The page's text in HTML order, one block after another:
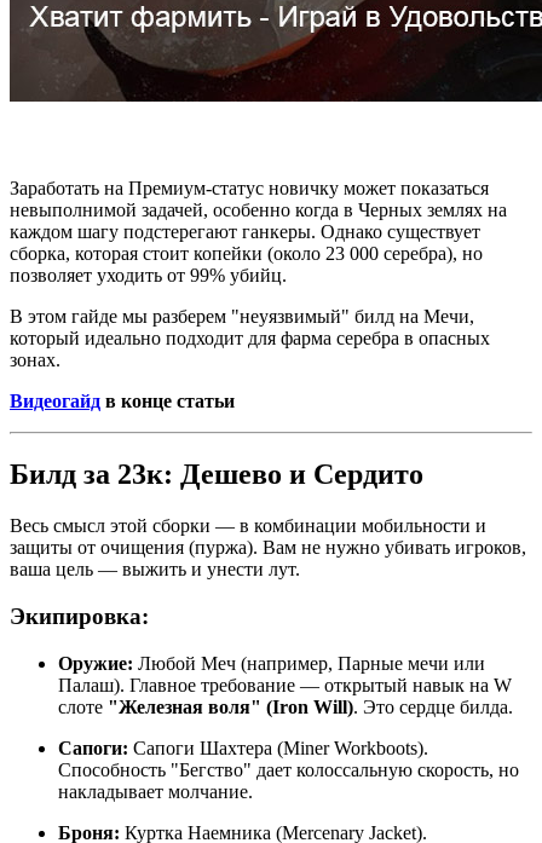
Заработать на Премиум-статус новичку может показаться
невыполнимой задачей, особенно когда в Черных землях на
каждом шагу подстерегают ганкеры. Однако существует
сборка, которая стоит копейки (около 23 000 серебра), но
позволяет уходить от 99% убийц.
В этом гайде мы разберем "неуязвимый" билд на Мечи,
который идеально подходит для фарма серебра в опасных
зонах.
Видеогайд в конце статьи
Билд за 23к: Дешево и Сердито
Весь смысл этой сборки — в комбинации мобильности и
защиты от очищения (пуржа). Вам не нужно убивать игроков,
ваша цель — выжить и унести лут.
Экипировка:
Оружие: Любой Меч (например, Парные мечи или
Палаш). Главное требование — открытый навык на W
слоте "Железная воля" (Iron Will). Это сердце билда.
Сапоги: Сапоги Шахтера (Miner Workboots).
Способность "Бегство" дает колоссальную скорость, но
накладывает молчание.
Броня: Куртка Наемника (Mercenary Jacket).